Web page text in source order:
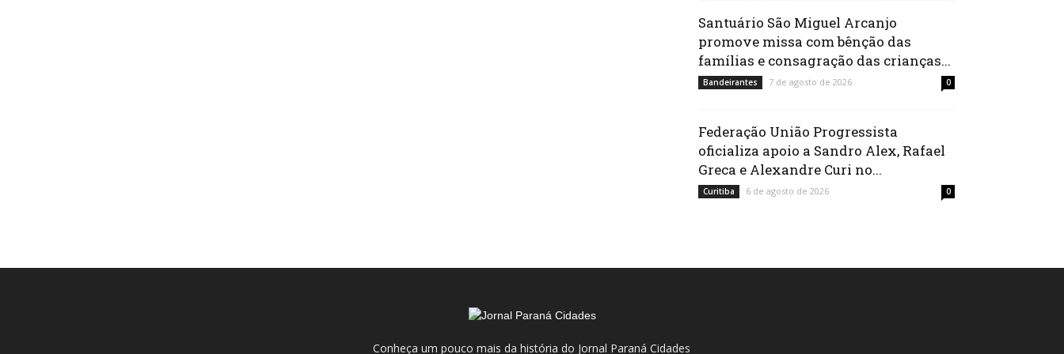
Santuário São Miguel Arcanjo
promove missa com bênção das
famílias e consagração das crianças...
Bandeirantes 7 de agosto de 2026 0
Federação União Progressista
oficializa apoio a Sandro Alex, Rafael
Greca e Alexandre Curi no...
Curitiba 6 de agosto de 2026 0
Conheça um pouco mais da história do Jornal Paraná Cidades